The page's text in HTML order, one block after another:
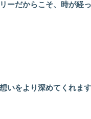
ーだからこそ、時が経
いをより深めてくれます